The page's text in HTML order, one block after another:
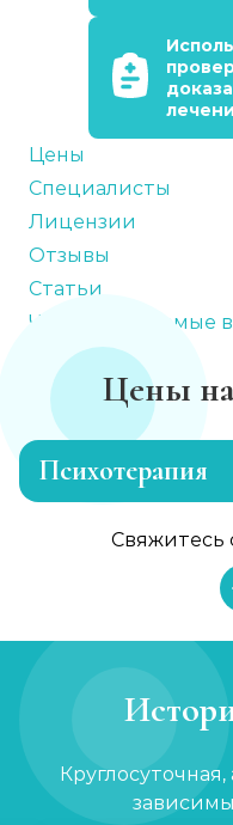
Цены
Специалисты
Лицензии
Отзывы
Статьи
Часто задаваемые
Цены
Психотерапия
Консультация психолога
от 750 ₽
Свяжитесь